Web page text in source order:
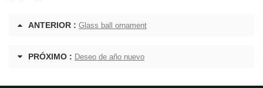
ANTERIOR : Glass ball ornament
PRÓXIMO : Deseo de año nuevo